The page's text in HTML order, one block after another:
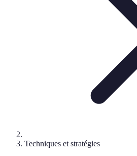
Techniques et stratégies